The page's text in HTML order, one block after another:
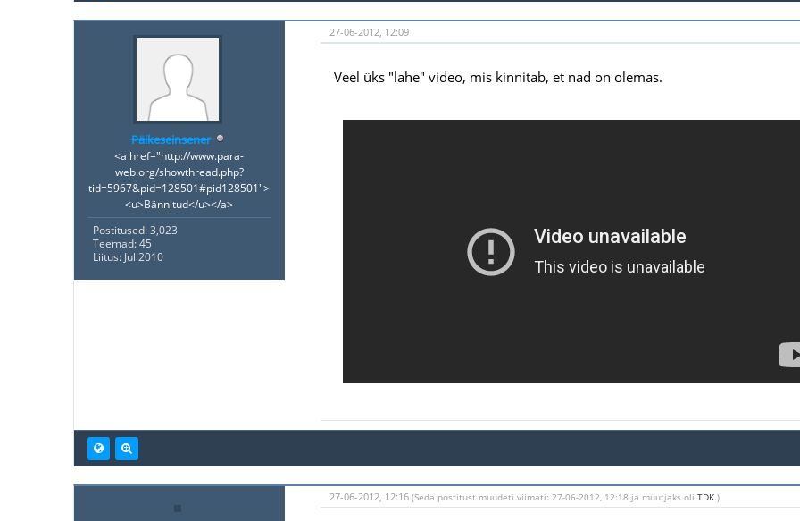
Päikeseinsener
<a href="http://www.para-
web.org/showthread.php?
tid=5967&pid=128501#pid128501">
<u>Bännitud</u></a>
Postitused: 3,023
Teemad: 45
Liitus: Jul 2010
27-06-2012, 12:09
Veel üks "lahe" video, mis kinnitab, et nad on olemas.
27-06-2012, 12:16 (Seda postitust muudeti viimati: 27-06-2012, 12:18 ja muutjaks oli TDK.)